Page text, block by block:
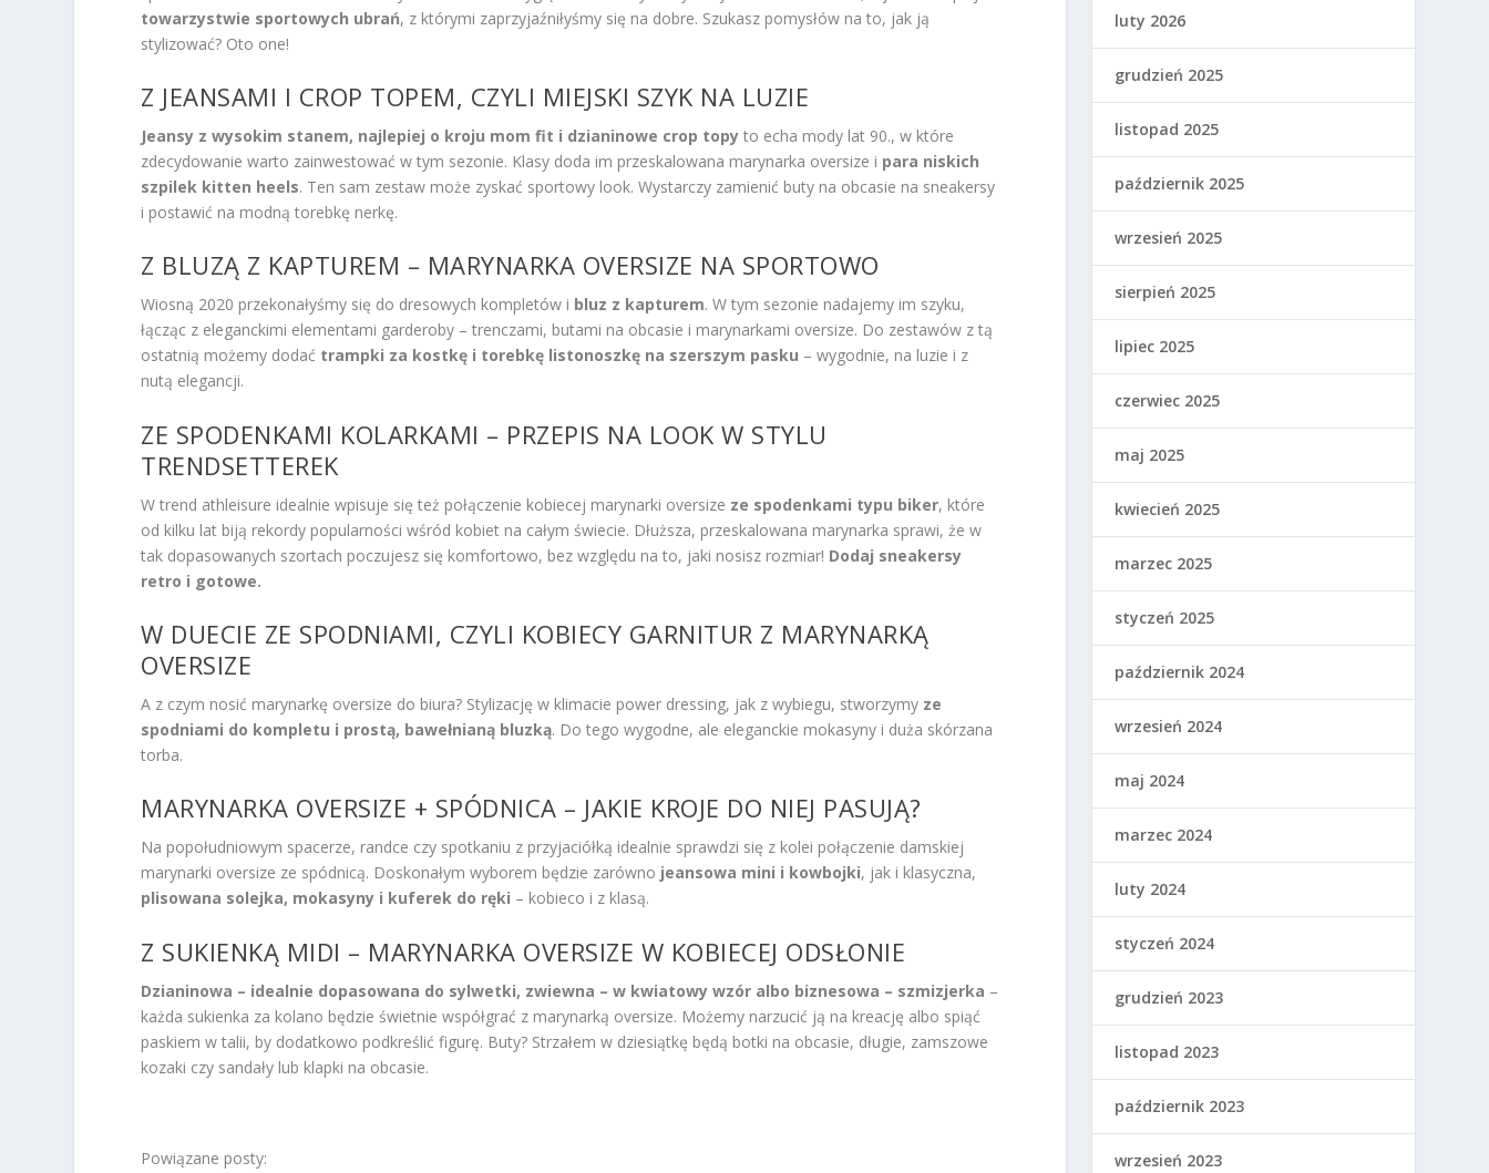
towarzystwie sportowych ubrań, z którymi zaprzyjaźniłyśmy się na dobre. Szukasz pomysłów na to, jak ją
stylizować? Oto one!
Z JEANSAMI I CROP TOPEM, CZYLI MIEJSKI SZYK NA LUZIE
Jeansy z wysokim stanem, najlepiej o kroju mom fit i dzianinowe crop topy to echa mody lat 90., w które
zdecydowanie warto zainwestować w tym sezonie. Klasy doda im przeskalowana marynarka oversize i para niskich
szpilek kitten heels. Ten sam zestaw może zyskać sportowy look. Wystarczy zamienić buty na obcasie na sneakersy
i postawić na modną torebkę nerkę.
Z BLUZĄ Z KAPTUREM – MARYNARKA OVERSIZE NA SPORTOWO
Wiosną 2020 przekonałyśmy się do dresowych kompletów i bluz z kapturem. W tym sezonie nadajemy im szyku,
łącząc z eleganckimi elementami garderoby – trenczami, butami na obcasie i marynarkami oversize. Do zestawów z tą
ostatnią możemy dodać trampki za kostkę i torebkę listonoszkę na szerszym pasku – wygodnie, na luzie i z
nutą elegancji.
ZE SPODENKAMI KOLARKAMI – PRZEPIS NA LOOK W STYLU
TRENDSETTEREK
W trend athleisure idealnie wpisuje się też połączenie kobiecej marynarki oversize ze spodenkami typu biker, które
od kilku lat biją rekordy popularności wśród kobiet na całym świecie. Dłuższa, przeskalowana marynarka sprawi, że w
tak dopasowanych szortach poczujesz się komfortowo, bez względu na to, jaki nosisz rozmiar! Dodaj sneakersy
retro i gotowe.
W DUECIE ZE SPODNIAMI, CZYLI KOBIECY GARNITUR Z MARYNARKĄ
OVERSIZE
A z czym nosić marynarkę oversize do biura? Stylizację w klimacie power dressing, jak z wybiegu, stworzymy ze
spodniami do kompletu i prostą, bawełnianą bluzką. Do tego wygodne, ale eleganckie mokasyny i duża skórzana
torba.
MARYNARKA OVERSIZE + SPÓDNICA – JAKIE KROJE DO NIEJ PASUJĄ?
Na popołudniowym spacerze, randce czy spotkaniu z przyjaciółką idealnie sprawdzi się z kolei połączenie damskiej
marynarki oversize ze spódnicą. Doskonałym wyborem będzie zarówno jeansowa mini i kowbojki, jak i klasyczna,
plisowana solejka, mokasyny i kuferek do ręki – kobieco i z klasą.
Z SUKIENKĄ MIDI – MARYNARKA OVERSIZE W KOBIECEJ ODSŁONIE
Dzianinowa – idealnie dopasowana do sylwetki, zwiewna – w kwiatowy wzór albo biznesowa – szmizjerka –
każda sukienka za kolano będzie świetnie współgrać z marynarką oversize. Możemy narzucić ją na kreację albo spiąć
paskiem w talii, by dodatkowo podkreślić figurę. Buty? Strzałem w dziesiątkę będą botki na obcasie, długie, zamszowe
kozaki czy sandały lub klapki na obcasie.
Powiązane posty:
luty 2026
grudzień 2025
listopad 2025
październik 2025
wrzesień 2025
sierpień 2025
lipiec 2025
czerwiec 2025
maj 2025
kwiecień 2025
marzec 2025
styczeń 2025
październik 2024
wrzesień 2024
maj 2024
marzec 2024
luty 2024
styczeń 2024
grudzień 2023
listopad 2023
październik 2023
wrzesień 2023